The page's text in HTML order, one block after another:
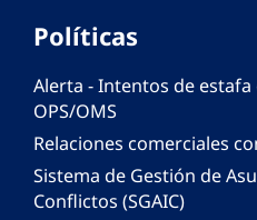
Políticas
Alerta - Intentos de
OPS/OMS
Relaciones comerciales
Sistema de Gestión de
Conflictos (SGAIC)